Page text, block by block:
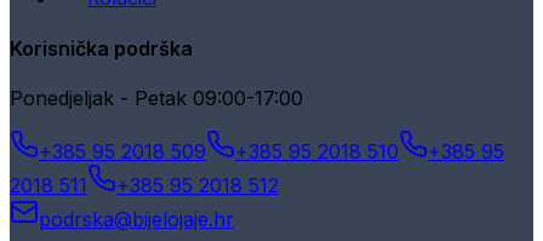
Korisnička podrška
Ponedjeljak - Petak 09:00-17:00
+385 95 2018 509 +385 95 2018 510
+385 95
2018 511
+385 95 2018 512
podrska@bijelojaje.hr